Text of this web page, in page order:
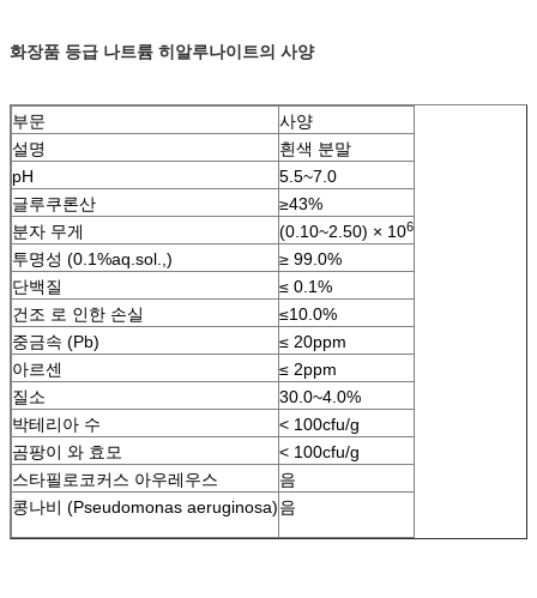
화장품 등급 나트륨 히알루나이트의 사양
부문
사양
설명
흰색 분말
pH
5.5~7.0
글루쿠론산
≥43%
분자 무게
(0.10~2.50) × 106
투명성 (0.1%aq.sol.,)
≥ 99.0%
단백질
≤ 0.1%
건조 로 인한 손실
≤10.0%
중금속 (Pb)
≤ 20ppm
아르센
≤ 2ppm
질소
30.0~4.0%
박테리아 수
< 100cfu/g
곰팡이 와 효모
< 100cfu/g
스타필로코커스 아우레우스
음
콩나비 (Pseudomonas aeruginosa)음